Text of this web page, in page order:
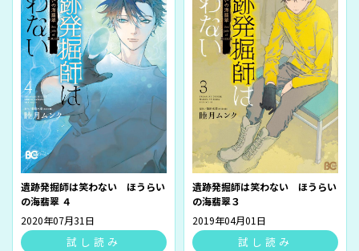
遺跡発掘師は笑わない ほうらい
の海翡翠 ４
2020年07月31日
試し読み
遺跡発掘師は笑わない ほうらい
の海翡翠３
2019年04月01日
試し読み